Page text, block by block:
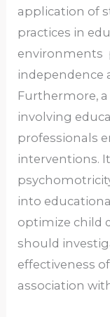
application of
practices in
environments
independence
Furthermore,
involving
professionals
interventions.
into
optimize child
should
effectiveness
association